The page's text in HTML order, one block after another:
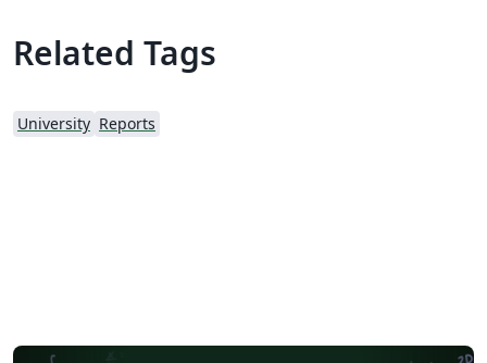
Related Tags
University Reports